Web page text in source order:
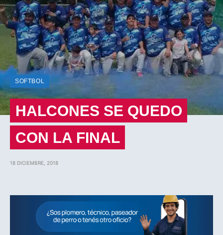
SOFTBOL
HALCONES SE QUEDO
CON LA FINAL
18 DICIEMBRE, 2018